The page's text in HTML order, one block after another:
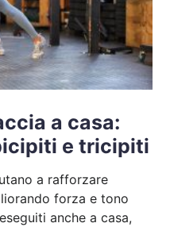
a casa:
e tricipiti
a rafforzare
forza e tono
anche a casa,